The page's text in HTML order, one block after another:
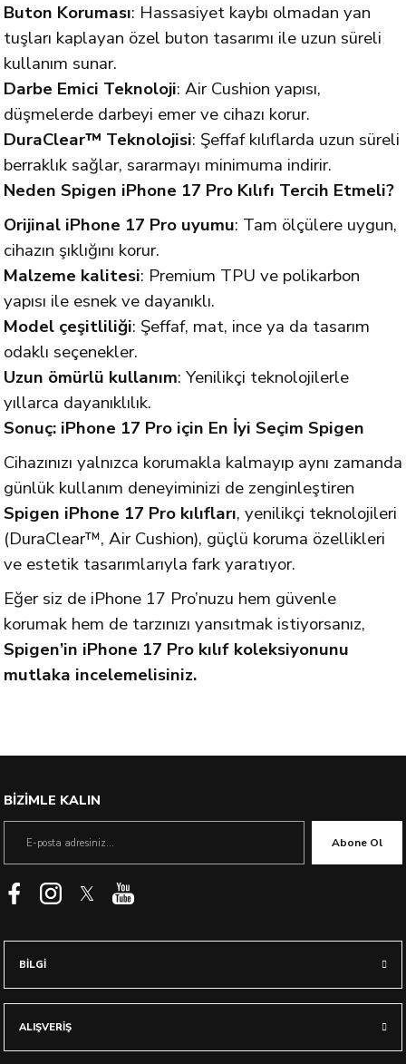
Buton Koruması: Hassasiyet kaybı olmadan yan
tuşları kaplayan özel buton tasarımı ile uzun süreli
kullanım sunar.
Darbe Emici Teknoloji: Air Cushion yapısı,
düşmelerde darbeyi emer ve cihazı korur.
DuraClear™ Teknolojisi: Şeffaf kılıflarda uzun süreli
berraklık sağlar, sararmayı minimuma indirir.
Neden Spigen iPhone 17 Pro Kılıfı Tercih Etmeli?
Orijinal iPhone 17 Pro uyumu: Tam ölçülere uygun,
cihazın şıklığını korur.
Malzeme kalitesi: Premium TPU ve polikarbon
yapısı ile esnek ve dayanıklı.
Model çeşitliliği: Şeffaf, mat, ince ya da tasarım
odaklı seçenekler.
Uzun ömürlü kullanım: Yenilikçi teknolojilerle
yıllarca dayanıklılık.
Sonuç: iPhone 17 Pro için En İyi Seçim Spigen
Cihazınızı yalnızca korumakla kalmayıp aynı zamanda
günlük kullanım deneyiminizi de zenginleştiren
Spigen iPhone 17 Pro kılıfları, yenilikçi teknolojileri
(DuraClear™, Air Cushion), güçlü koruma özellikleri
ve estetik tasarımlarıyla fark yaratıyor.
Eğer siz de iPhone 17 Pro’nuzu hem güvenle
korumak hem de tarzınızı yansıtmak istiyorsanız,
Spigen’in iPhone 17 Pro kılıf koleksiyonunu
mutlaka incelemelisiniz.
BİZİMLE KALIN
Abone Ol
BİLGİ
ALIŞVERİŞ